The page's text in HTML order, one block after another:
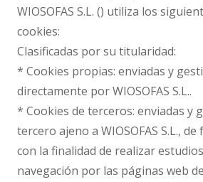
WIOSOFAS S.L. () utiliza los
cookies:
Clasificadas por su titularidad:
* Cookies propias: enviadas y
directamente por WIOSOFAS S.L..
* Cookies de terceros: enviadas y
tercero ajeno a WIOSOFAS S.L.,
con la finalidad de realizar
navegación por las páginas web de